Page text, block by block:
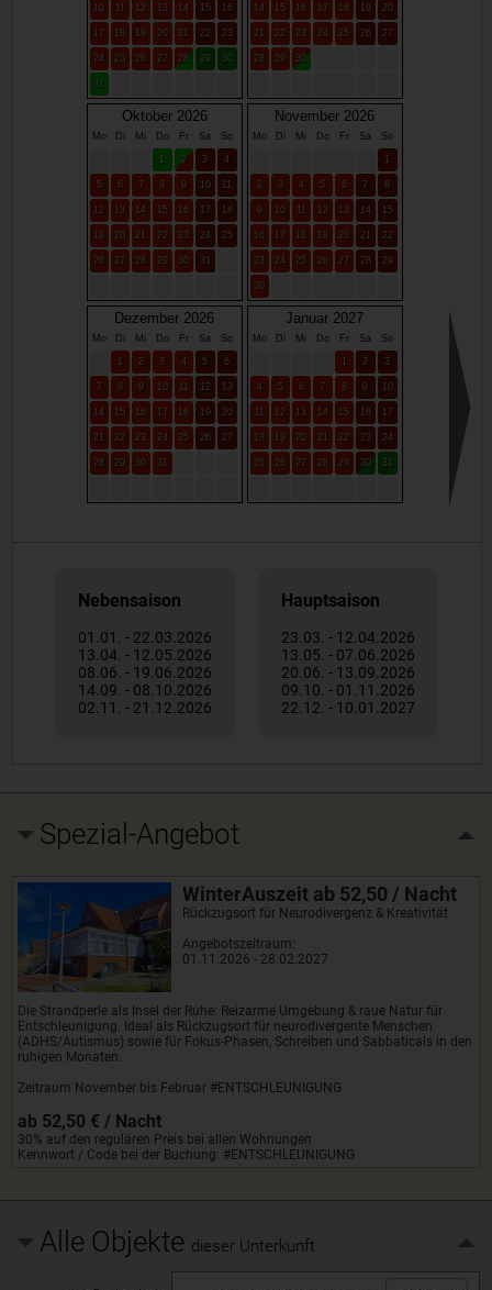
10 11 12 13 14 15 16
17 18 19 20 21 22 23
24 25 26 27 28 29 30
31
14 15 16 17 18 19 20
21 22 23 24 25 26 27
28 29 30
Oktober 2026
Mo Di Mi Do Fr Sa So
1 2 3 4
5 6 7 8 9 10 11
12 13 14 15 16 17 18
19 20 21 22 23 24 25
26 27 28 29 30 31
November 2026
Mo Di Mi Do Fr Sa So
1
2 3 4 5 6 7 8
9 10 11 12 13 14 15
16 17 18 19 20 21 22
23 24 25 26 27 28 29
30
Dezember 2026
Mo Di Mi Do Fr Sa So
1 2 3 4 5 6
7 8 9 10 11 12 13
14 15 16 17 18 19 20
21 22 23 24 25 26 27
28 29 30 31
Januar 2027
Mo Di Mi Do Fr Sa So
1 2 3
4 5 6 7 8 9 10
11 12 13 14 15 16 17
18 19 20 21 22 23 24
25 26 27 28 29 30 31
Nebensaison
01.01. - 22.03.2026
13.04. - 12.05.2026
08.06. - 19.06.2026
14.09. - 08.10.2026
02.11. - 21.12.2026
Hauptsaison
23.03. - 12.04.2026
13.05. - 07.06.2026
20.06. - 13.09.2026
09.10. - 01.11.2026
22.12. - 10.01.2027
Spezial-Angebot
WinterAuszeit ab 52,50 / Nacht
Rückzugsort für Neurodivergenz & Kreativität
Angebotszeitraum:
01.11.2026 - 28.02.2027
Die Strandperle als Insel der Ruhe: Reizarme Umgebung & raue Natur für
Entschleunigung. Ideal als Rückzugsort für neurodivergente Menschen
(ADHS/Autismus) sowie für Fokus-Phasen, Schreiben und Sabbaticals in den
ruhigen Monaten.
Zeitraum November bis Februar #ENTSCHLEUNIGUNG
ab 52,50 € / Nacht
30% auf den regulären Preis bei allen Wohnungen
Kennwort / Code bei der Buchung: #ENTSCHLEUNIGUNG
Alle Objekte dieser Unterkunft